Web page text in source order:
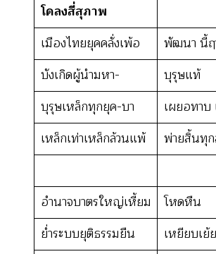
กรุงเทพมหานคร
(จิตร
ศักดิ์)
โคลงสี่สุภาพ
เมืองไทยยุคคลั่งเพ้อ
พัฒนา นี้ฤ
บังเกิดผู้นำมหา-
บุรุษแท้
บุรุษเหล็กทุกยุค-บา
เผยอทาบ
เหล็กเท่าเหล็กล้วนแพ้
พ่ายสิ้นทุ
อำนาจบาตรใหญ่เหี้ยม
โหดหืน
ย่ำระบบยุติธรรมยืน
เหยียบเย้ย